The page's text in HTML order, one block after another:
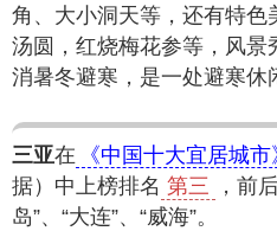
角、大小洞天等，还有特色
汤圆，红烧梅花参等，风景
消暑冬避寒，是一处避寒休
三亚在 《中国十大宜居城市
据）中上榜排名 第三
，前
岛”、“大连”、“威海”。